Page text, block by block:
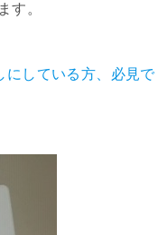
す。
にしている方、必見で